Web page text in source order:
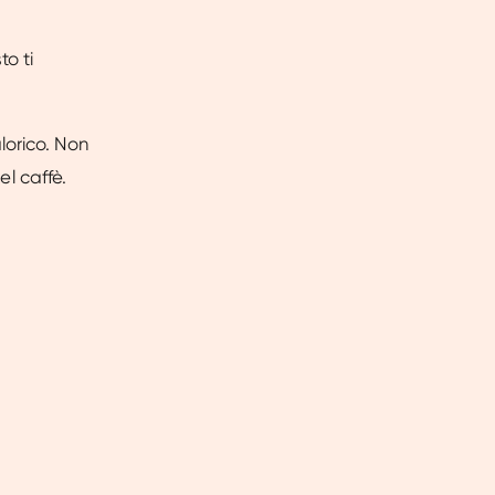
ti
Non
caffè.